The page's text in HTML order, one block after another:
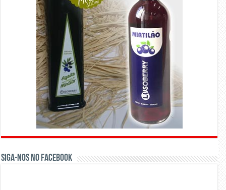
Siga-nos no Facebook